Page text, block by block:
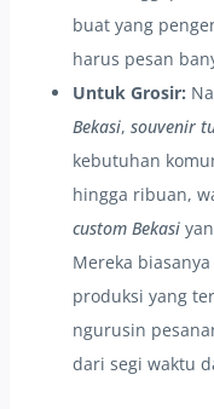
buat yang
harus pesan
Untuk Grosir:
Bekasi, souvenir
kebutuhan
hingga ribuan,
custom Bekasi
Mereka
produksi yang
ngurusin
dari segi waktu